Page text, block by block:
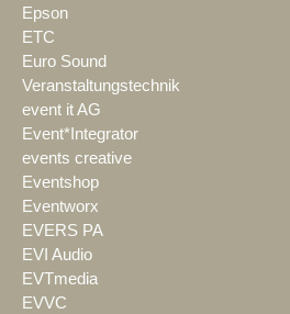
Epson
ETC
Euro Sound
Veranstaltungstechnik
event it AG
Event*Integrator
events creative
Eventshop
Eventworx
EVERS PA
EVI Audio
EVTmedia
EVVC